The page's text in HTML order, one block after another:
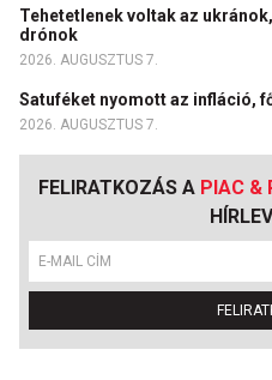
Tehetetlenek voltak az
drónok
2026. AUGUSZTUS 7.
Satuféket nyomott az infláció,
2026. AUGUSZTUS 7.
FELIRATKOZÁS A PIAC &